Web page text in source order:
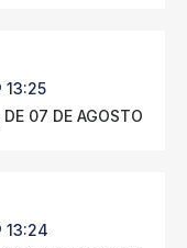
13:25
07 DE AGOSTO
13:24